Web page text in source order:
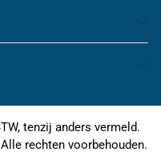
tenzij anders vermeld.
rechten voorbehouden.